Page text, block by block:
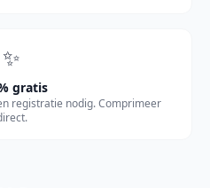
✨
gratis
registratie nodig. Comprimeer